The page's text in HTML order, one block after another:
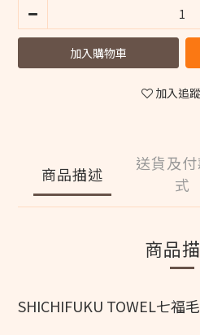
加入購物車
加入追
商品描述
送貨及
式
商品
SHICHIFUKU TOWEL七福